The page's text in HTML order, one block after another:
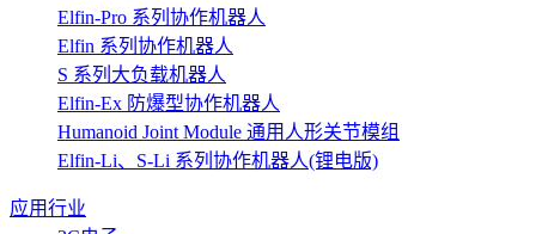
Elfin-Pro 系列协作机器人
Elfin 系列协作机器人
S 系列大负载机器人
Elfin-Ex 防爆型协作机器人
Humanoid Joint Module 通用人形关节模组
Elfin-Li、S-Li 系列协作机器人(锂电版)
应用行业